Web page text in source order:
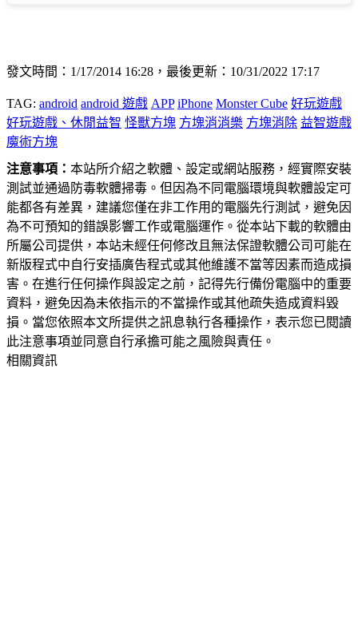
發文時間：1/17/2014 16:28，最後更新：10/31/2022 17:17
TAG: android android 遊戲 APP iPhone Monster Cube 好玩遊戲
好玩遊戲、休閒益智 怪獸方塊 方塊消消樂 方塊消除 益智遊戲
魔術方塊
注意事項： 本站所介紹之軟體、設定或網站服務，經實際安裝
測試並通過防毒軟體掃毒。但因為不同電腦環境與軟體設定可
能都各有差異，建議您僅在非工作用的電腦先行測試，避免因
為不可預知的錯誤影響工作或電腦運作。從本站下載的軟體由
所屬公司提供，本站未經任何修改且無法保證軟體公司可能在
新版程式中自行安插廣告程式或其他維護不當等因素而造成損
害。在進行任何操作與設定之前，記得先行備份電腦中的重要
資料，避免因為未依指示的不當操作或其他疏失造成資料毀
損。當您依照本文所提供之訊息執行各種操作，表示您已閱讀
此注意事項並同意自行承擔可能之風險與責任。
相關資訊